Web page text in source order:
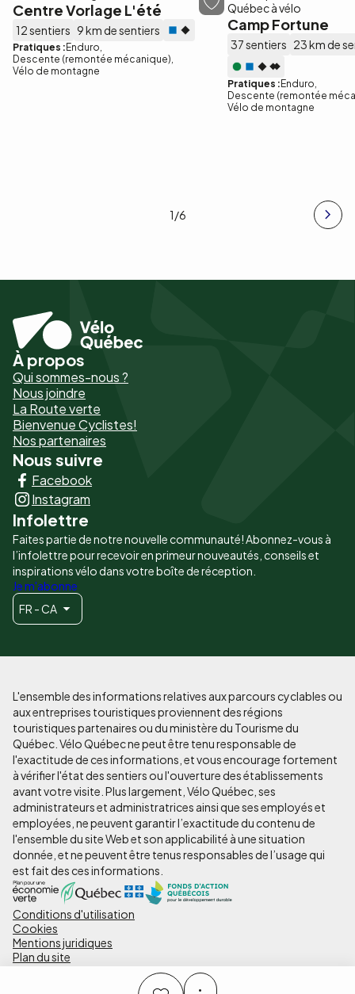
Centre Vorlage L'été
12 sentiers 9 km de sentiers
Pratiques : Enduro
Descente (remontée mécanique)
Vélo de montagne
Camp Fortune
37 sentiers 23 km de
Pratiques : Enduro
Descente (remontée
Vélo de montagne
1/6
Pied
de
page
-
Liens
principaux
À propos
Qui sommes-nous ?
Nous joindre
La Route verte
Bienvenue Cyclistes!
Nos partenaires
Nous suivre
Facebook
Instagram
Infolettre
Faites partie de notre nouvelle communauté! Abonnez-vous à
l’infolettre pour recevoir en primeur nouveautés, conseils et
inspirations vélo dans votre boîte de réception.
Je m'abonne
FR - CA
L'ensemble des informations relatives aux parcours cyclables ou
aux entreprises touristiques proviennent des régions
touristiques partenaires ou du ministère du Tourisme du
Québec. Vélo Québec ne peut être tenu responsable de
l'exactitude de ces informations, et vous encourage fortement
à vérifier l'état des sentiers ou l'ouverture des établissements
avant votre visite. Plus largement, Vélo Québec, ses
administrateurs et administratrices ainsi que ses employés et
employées, ne peuvent garantir l’exactitude du contenu de
l'ensemble du site Web et son applicabilité à une situation
donnée, et ne peuvent être tenus responsables de l’usage qui
est fait des ces informations.
Pied
de
page
Conditions d'utilisation
Cookies
Mentions juridiques
Plan du site
Politique de confidentialité
Réalisation : StudioJuillet